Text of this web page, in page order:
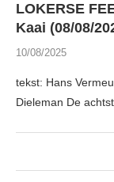
LOKERSE
Kaai (08/08/
10/08/2025
tekst: Hans
Dieleman De